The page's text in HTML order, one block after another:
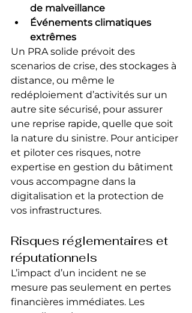
de malveillance
Événements climatiques
extrêmes
Un PRA solide prévoit des
scenarios de crise, des stockages à
distance, ou même le
redéploiement d’activités sur un
autre site sécurisé, pour assurer
une reprise rapide, quelle que soit
la nature du sinistre. Pour anticiper
et piloter ces risques, notre
expertise en gestion du bâtiment
vous accompagne dans la
digitalisation et la protection de
vos infrastructures.
Risques réglementaires et
réputationnels
L’impact d’un incident ne se
mesure pas seulement en pertes
financières immédiates. Les